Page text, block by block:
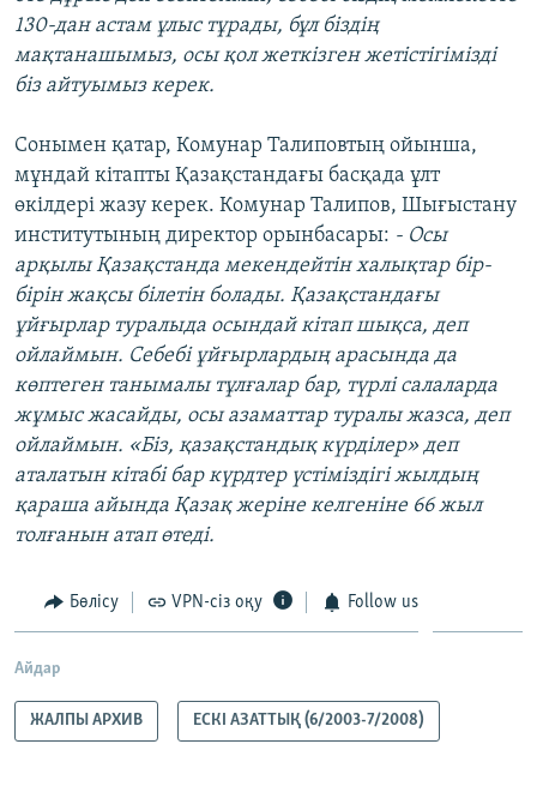
130-дан астам ұлыс тұрады, бұл біздің
мақтанашымыз, осы қол жеткізген жетістігімізді
біз айтуымыз керек.
Сонымен қатар, Комунар Талиповтың ойынша,
мұндай кітапты Қазақстандағы басқада ұлт
өкілдері жазу керек. Комунар Талипов, Шығыстану
институтының директор орынбасары: - Осы
арқылы Қазақстанда мекендейтін халықтар бір-
бірін жақсы білетін болады. Қазақстандағы
ұйғырлар туралыда осындай кітап шықса, деп
ойлаймын. Себебі ұйғырлардың арасында да
көптеген танымалы тұлғалар бар, түрлі салаларда
жұмыс жасайды, осы азаматтар туралы жазса, деп
ойлаймын. «Біз, қазақстандық күрділер» деп
аталатын кітабі бар күрдтер үстіміздігі жылдың
қараша айында Қазақ жеріне келгеніне 66 жыл
толғанын атап өтеді.
Бөлісу VPN-сіз оқу Follow us
Айдар
ЖАЛПЫ АРХИВ ЕСКІ АЗАТТЫҚ (6/2003-7/2008)